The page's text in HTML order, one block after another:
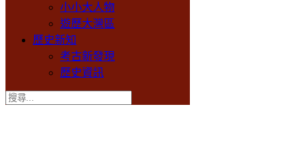
小小大人物
遊歷大灣區
歷史新知
考古新發現
歷史資訊